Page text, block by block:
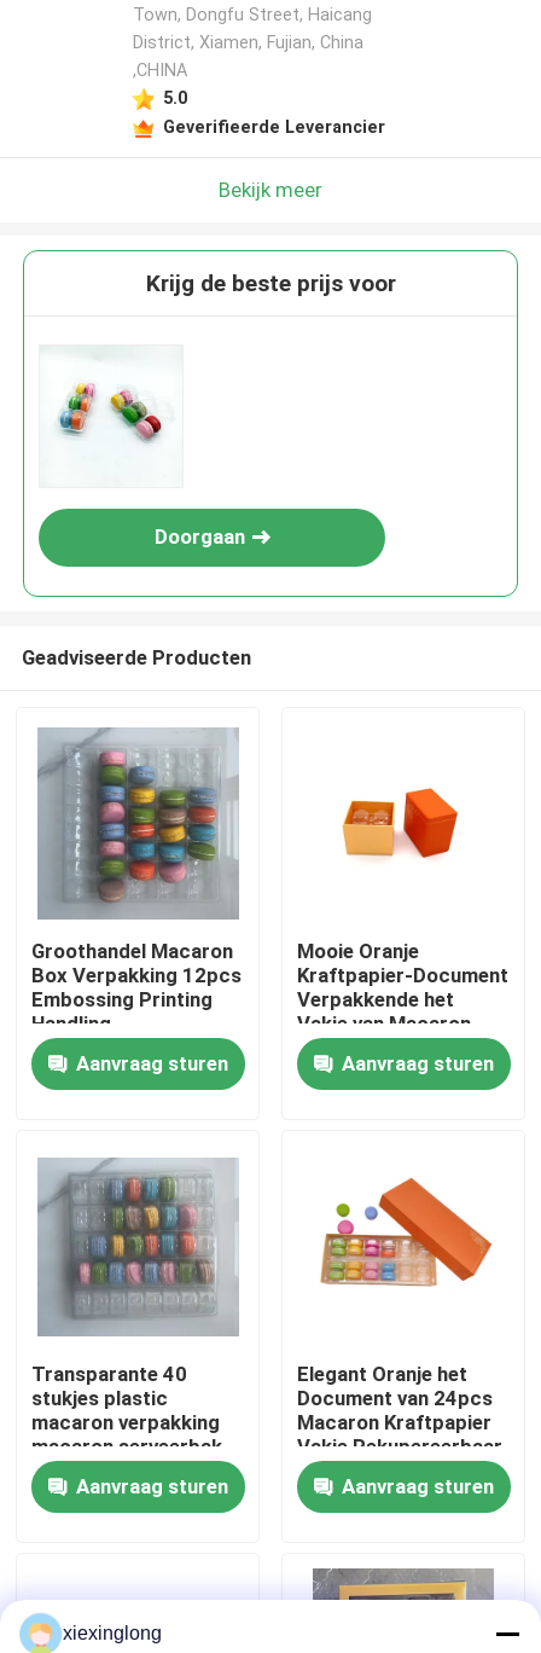
Huis
Producten
Over ons
Fabriekstocht
Kwaliteitscontrole
Neem contact met ons op
Nieuws
EPS EPP-schuim
Town, Dongfu Street, Haicang
District, Xiamen, Fujian, China
,CHINA
5.0
Geverifieerde Leverancier
Bekijk meer
Krijg de beste prijs voor
Doorgaan
Geadviseerde Producten
Groothandel Macaron
Box Verpakking 12pcs
Embossing Printing
Handling
Aanvraag sturen
Mooie Oranje
Kraftpapier-Document
Verpakkende het
Vakje van Macaron
Rekupereerbare
UVdeklaag 2pcs
Aanvraag sturen
Transparante 40
stukjes plastic
macaron verpakking
macaron serveerbak
Aanvraag sturen
Elegant Oranje het
Document van 24pcs
Macaron Kraftpapier
Vakje Rekupereerbaar
met Plastic Binnen
Aanvraag sturen
xiexinglong